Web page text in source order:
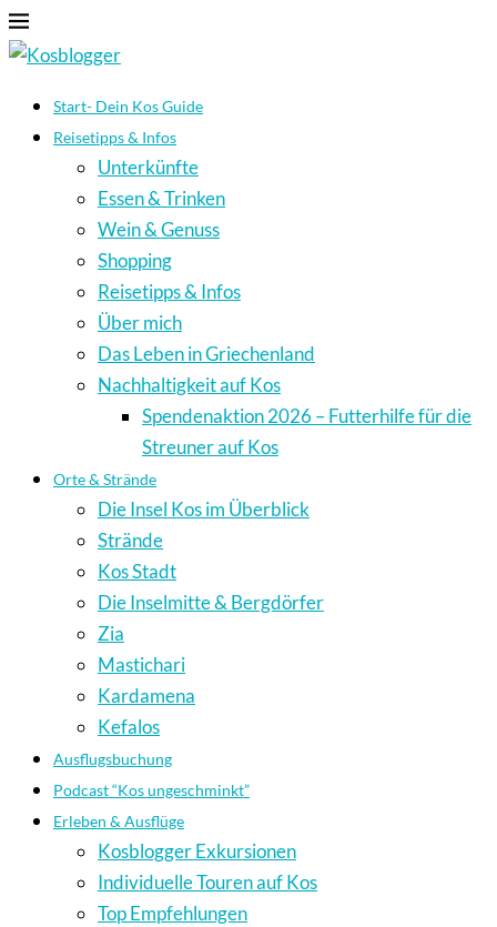
Start- Dein Kos Guide
Reisetipps & Infos
Unterkünfte
Essen & Trinken
Wein & Genuss
Shopping
Reisetipps & Infos
Über mich
Das Leben in Griechenland
Nachhaltigkeit auf Kos
Spendenaktion 2026 – Futterhilfe für die
Streuner auf Kos
Orte & Strände
Die Insel Kos im Überblick
Strände
Kos Stadt
Die Inselmitte & Bergdörfer
Zia
Mastichari
Kardamena
Kefalos
Ausflugsbuchung
Podcast “Kos ungeschminkt”
Erleben & Ausflüge
Kosblogger Exkursionen
Individuelle Touren auf Kos
Top Empfehlungen